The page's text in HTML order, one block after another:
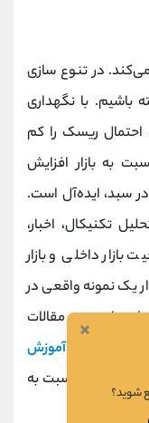
در تنوع سازی
باشیم. با نگهداری
احتمال ریسک را کم
به بازار افزایش
سهم مختلف در سبد، ایده‌آل است.
تکنیکال، اخبار،
بازار داخلی و بازار
یک نمونه واقعی در
است. در مقالات
در موردآموزش
می‌توانید نسبت به
×
شوید؟